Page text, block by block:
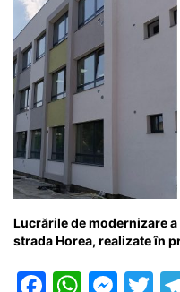
Lucrările de modernizare
strada Horea, realizate în